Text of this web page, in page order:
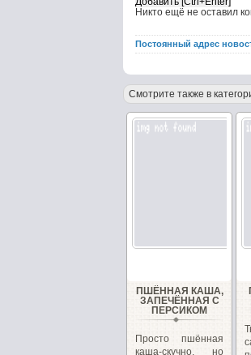
Никто ещё не оставил
Постоянный адрес
Смотрите также в
ПШЁННАЯ КАША,
ЗАПЕЧЁННАЯ С
ПЕРСИКОМ
Просто пшённая
каша-скучно, но